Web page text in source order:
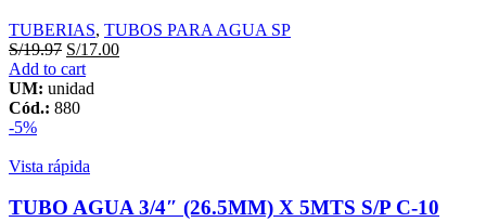
TUBERIAS, TUBOS PARA AGUA SP
S/19.97 S/17.00
Add to cart
UM: unidad
Cód.: 880
-5%
Vista rápida
TUBO AGUA 3/4″ (26.5MM) X 5MTS S/P C-10